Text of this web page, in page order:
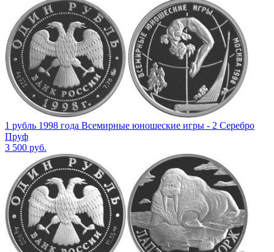
1 рубль 1998 года Всемирные юношеские игры - 2 Серебро
Пруф
3 500 руб.